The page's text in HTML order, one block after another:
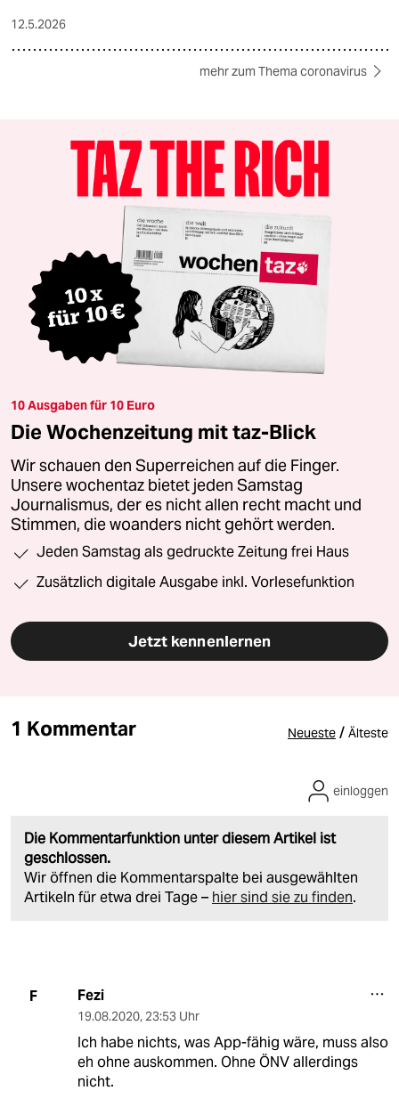
12.5.2026
mehr zum Thema coronavirus
10 Ausgaben für 10 Euro
Die Wochenzeitung mit taz-Blick
Wir schauen den Superreichen auf die Finger.
Unsere wochentaz bietet jeden Samstag
Journalismus, der es nicht allen recht macht und
Stimmen, die woanders nicht gehört werden.
Jeden Samstag als gedruckte Zeitung frei Haus
Zusätzlich digitale Ausgabe inkl. Vorlesefunktion
Jetzt kennenlernen
1 Kommentar Neueste / Älteste
Die Kommentarfunktion unter diesem Artikel ist
geschlossen.
Wir öffnen die Kommentarspalte bei ausgewählten
Artikeln für etwa drei Tage – hier sind sie zu finden.
einloggen
F Fezi
19.08.2020, 23:53 Uhr
Ich habe nichts, was App-fähig wäre, muss also
eh ohne auskommen. Ohne ÖNV allerdings
nicht.